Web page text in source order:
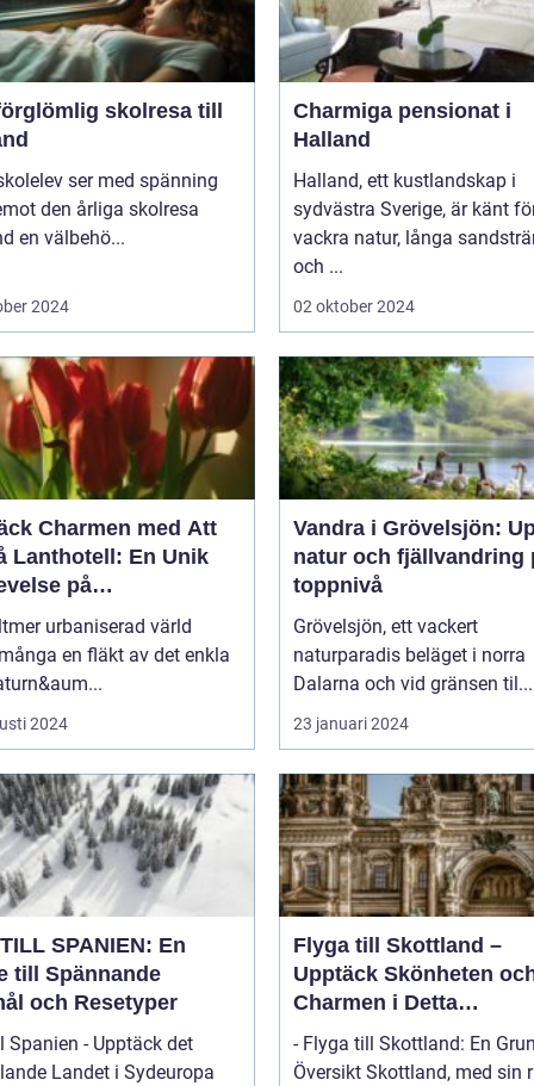
skolresa till
ser med spänning
den årliga skolresa
en välbehö...
2024
Charmiga pensionat i
Halland
Halland, ett kustlandskap i
sydvästra Sverige, är känt
vackra natur, långa
och ...
02 oktober 2024
Charmen med Att
Lanthotell: En Unik
på
urbaniserad värld
en fläkt av det enkla
2024
Vandra i Grövelsjön:
natur och fjällvandring
toppnivå
Grövelsjön, ett vackert
naturparadis beläget i norra
Dalarna och vid gränsen til...
23 januari 2024
SPANIEN: En
till Spännande
och Resetyper
Spanien - Upptäck det
Landet i Sydeuropa
Flyga till Skottland –
Upptäck Skönheten
Charmen i Detta
Fascinerande Land
- Flyga till Skottland: En
Översikt Skottland, med sin rika